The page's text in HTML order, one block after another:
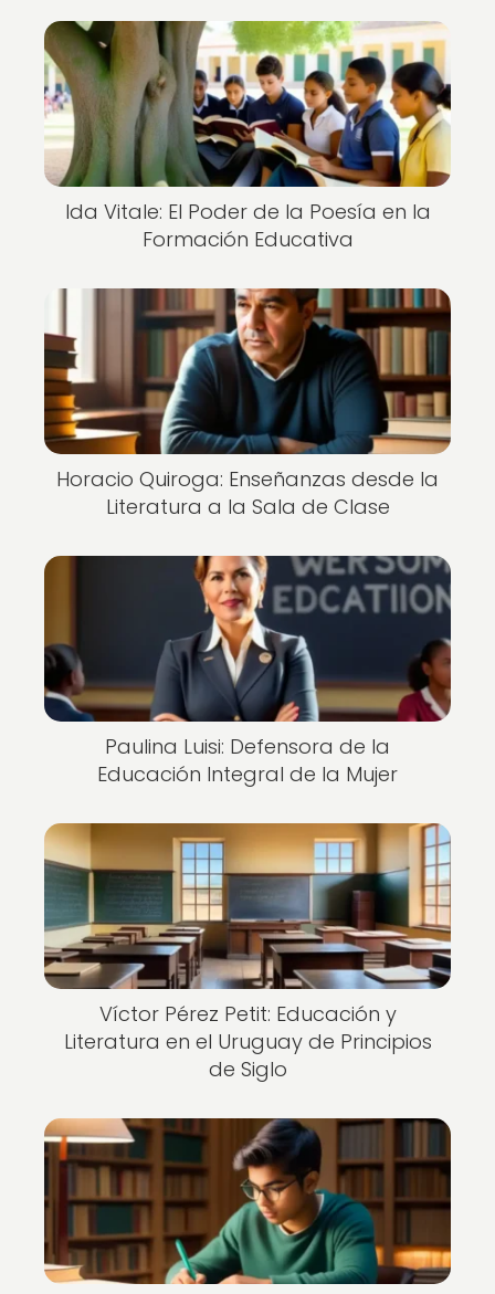
Ida Vitale: El Poder de la Poesía en la
Formación Educativa
Horacio Quiroga: Enseñanzas desde la
Literatura a la Sala de Clase
Paulina Luisi: Defensora de la
Educación Integral de la Mujer
Víctor Pérez Petit: Educación y
Literatura en el Uruguay de Principios
de Siglo